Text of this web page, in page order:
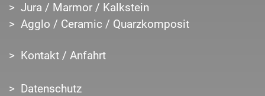
Jura / Marmor / Kalkstein
Agglo / Ceramic / Quarzkomposit
Kontakt / Anfahrt
Datenschutz